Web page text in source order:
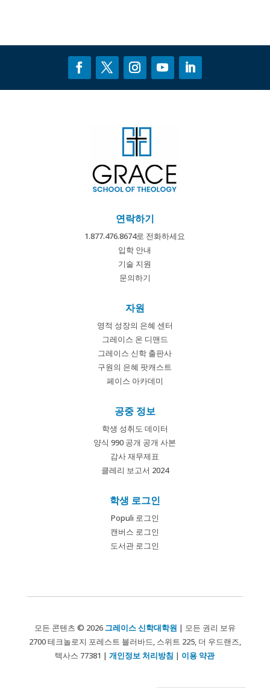
연락하기
1.877.476.8674로 전화하세요
입학 안내
기술 지원
문의하기
자원
영적 성장의 은혜 센터
그레이스 온 디맨드
그레이스 신학 출판사
구원의 은혜 팟캐스트
페이스 아카데미
공중 정보
학생 성취도 데이터
양식 990 공개 공개 사본
감사 재무제표
클레리 보고서 2024
학생 로그인
Populi 로그인
캔버스 로그인
도서관 로그인
모든 콘텐츠 © 2026 그레이스 신학대학원 | 모든 권리 보유
2700 테크놀로지 포레스트 블러바드, 스위트 225, 더 우드랜즈,
텍사스 77381 |개인정보 처리방침 | 이용 약관